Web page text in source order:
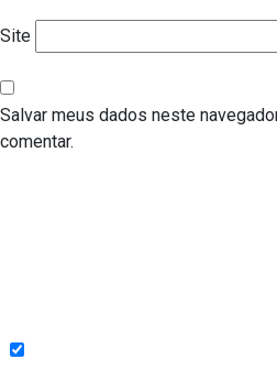
Site
Salvar meus dados neste
comentar.